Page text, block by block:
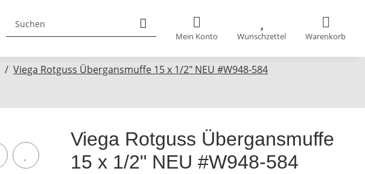
Mein Konto Wunschzettel Warenkorb
Viega Rotguss Übergansmuffe 15 x 1/2" NEU #W948-584
Viega Rotguss Übergansmuffe
15 x 1/2" NEU #W948-584